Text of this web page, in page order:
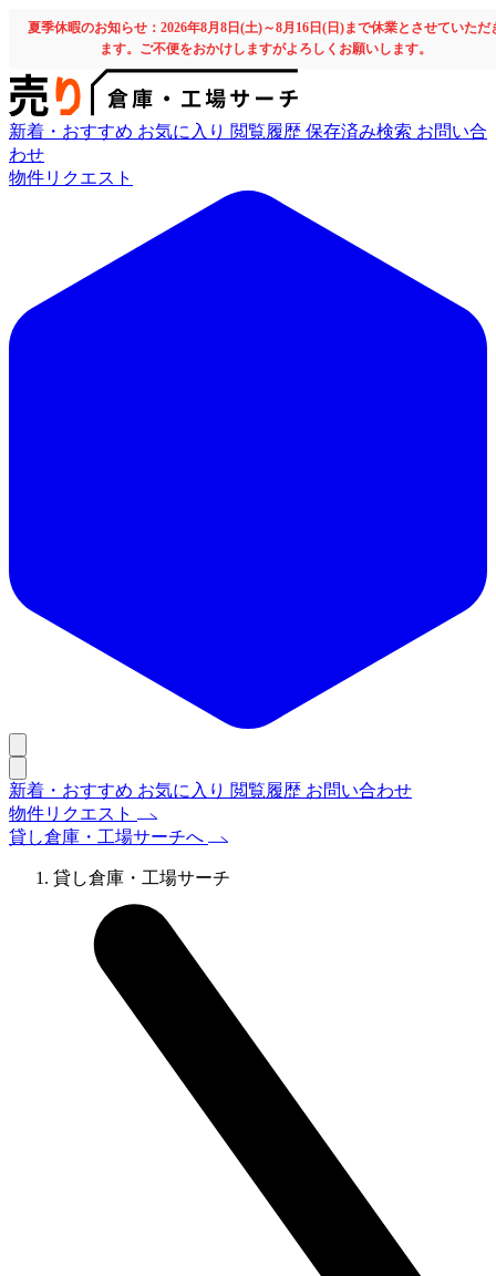
夏季休暇のお知らせ：2026年8月8日(土)～8月16日(日)まで休業とさせていただ
ます。ご不便をおかけしますがよろしくお願いします。
新着・おすすめ お気に入り 閲覧履歴 保存済み検索 お問い合
わせ
物件リクエスト
新着・おすすめ お気に入り 閲覧履歴 お問い合わせ
物件リクエスト
貸し倉庫・工場サーチへ
貸し倉庫・工場サーチ